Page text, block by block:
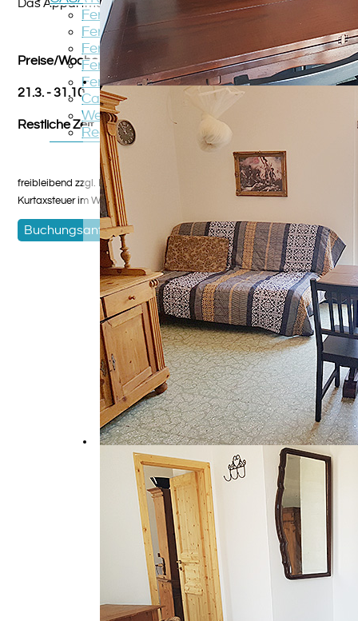
Ferienwohnung TOPO
Ferienwohnung PICCOLO
Ferienwohnung GATTO
Ferienwohnung ANGELO
Ferienwohnung PIPPISTRELLO
Casa STREGA
Wegbeschreibung
Region
Das Appartment liegt im 4.Stock des Hauses
Preise/Woche 2026
21.3. - 31.10. 650€
Restliche Zeit 590€
freibleibend zzgl. Nebenkostenpauschale und Reinigung,
Kurtaxsteuer im Winterhalbjahr Heizkosten
Buchungsanfrage